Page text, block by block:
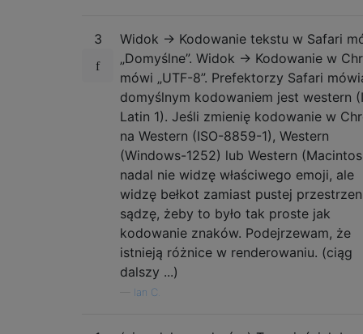
3
Widok -> Kodowanie tekstu w Safari
„Domyślne”. Widok -> Kodowanie w
mówi „UTF-8”. Prefektorzy Safari
domyślnym kodowaniem jest western
Latin 1). Jeśli zmienię kodowanie w
na Western (ISO-8859-1), Western
(Windows-1252) lub Western
nadal nie widzę właściwego emoji, ale
widzę bełkot zamiast pustej
sądzę, żeby to było tak proste jak
kodowanie znaków. Podejrzewam, że
istnieją różnice w renderowaniu. (ciąg
dalszy ...)
Ian C.